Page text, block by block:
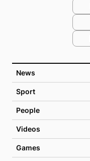
News
Sport
People
Videos
Games